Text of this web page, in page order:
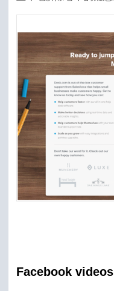
Facebook videos